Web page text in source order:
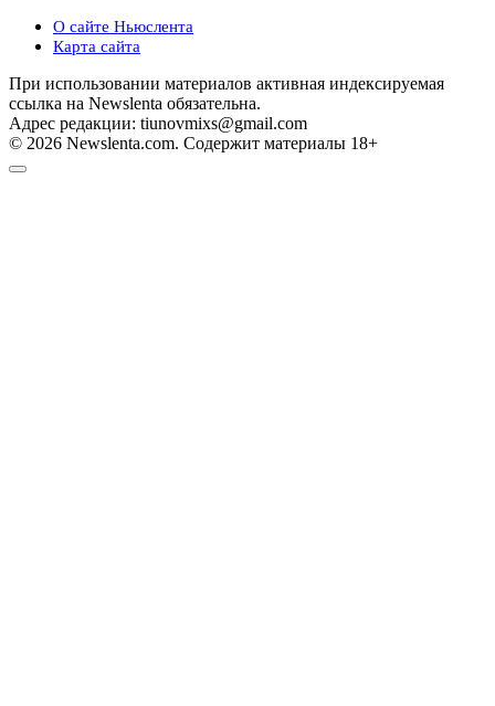
О сайте Ньюслента
Карта сайта
При использовании материалов активная индексируемая
ссылка на Newslenta обязательна.
Адрес редакции: tiunovmixs@gmail.com
© 2026 Newslenta.com. Содержит материалы 18+